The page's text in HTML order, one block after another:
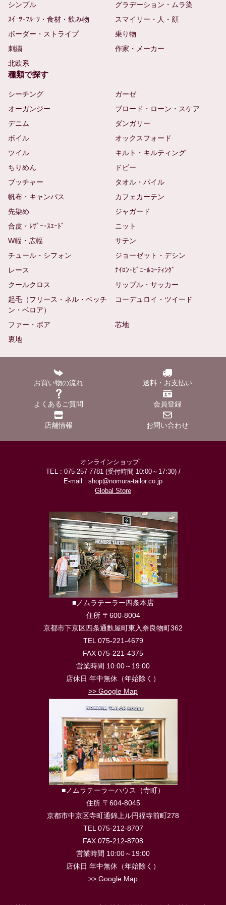
シンプル
グラデーション・ムラ染
ｽｲｰﾂ･ﾌﾙｰﾂ・食材・飲み物
スマイリー・人・顔
ボーダー・ストライプ
乗り物
刺繍
作家・メーカー
北欧系
種類で探す
シーチング
ガーゼ
オーガンジー
ブロード・ローン・スケア
デニム
ダンガリー
ボイル
オックスフォード
ツイル
キルト・キルティング
ちりめん
ドビー
ブッチャー
タオル・パイル
帆布・キャンバス
カフェカーテン
先染め
ジャガード
合皮・ﾚｻﾞｰ･ｽｴｰﾄﾞ
ニット
W幅・広幅
サテン
チュール・シフォン
ジョーゼット・デシン
レース
ﾅｲﾛﾝ･ﾋﾞﾆｰﾙｺｰﾃｨﾝｸﾞ
クールクロス
リップル・サッカー
起毛（フリース・ネル・ベッチ
ン・ベロア）
コーデュロイ・ツイード
ファー・ボア
芯地
裏地
お買い物の流れ 送料・お支払い
よくあるご質問 会員登録
店舗情報 お問い合わせ
オンラインショップ
TEL : 075-257-7781 (受付時間 10:00～17:30) /
E-mail : shop@nomura-tailor.co.jp
Global Store
■ノムラテーラー四条本店
住所 〒600-8004
京都市下京区四条通麩屋町東入奈良物町362
TEL 075-221-4679
FAX 075-221-4375
営業時間 10:00～19:00
店休日 年中無休（年始除く）
>> Google Map
■ノムラテーラーハウス（寺町）
住所 〒604-8045
京都市中京区寺町通錦上ル円福寺前町278
TEL 075-212-8707
FAX 075-212-8708
営業時間 10:00～19:00
店休日 年中無休（年始除く）
>> Google Map